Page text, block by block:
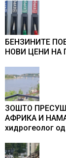
БЕНЗИНИТЕ
НОВИ ЦЕНИ НА
ЗОШТО
АФРИКА И
хидрогеолог од